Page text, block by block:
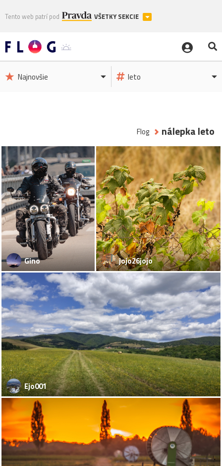
Tento web patrí pod VŠETKY SEKCIE
Najnovšie leto
Flog nálepka leto
Gino jojo26jojo
Ejo001